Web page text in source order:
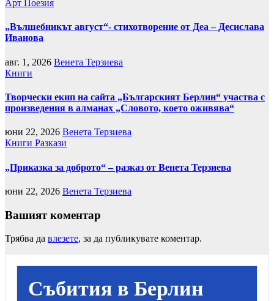
Арт Поезия
„Вълшебникът август“- стихотворение от Деа – Десислава
Иванова
авг. 1, 2026 Венета Терзиева
Книги
Творчески екип на сайта „Българският Берлин“ участва с
произведения в алманах „Словото, което оживява“
юни 22, 2026 Венета Терзиева
Книги Разкази
„Приказка за доброто“ – разказ от Венета Терзиева
юни 22, 2026 Венета Терзиева
Вашият коментар
Трябва да влезете, за да публикувате коментар.
Събития в Берлин